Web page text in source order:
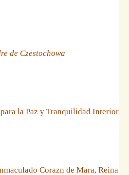
de Czestochowa
la Paz y Tranquilidad Interior
Corazn de Mara, Reina